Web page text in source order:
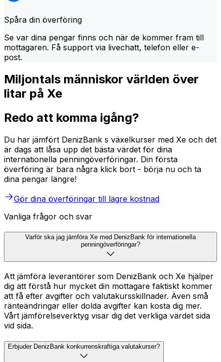
Spåra din överföring
Se var dina pengar finns och när de kommer fram till
mottagaren. Få support via livechatt, telefon eller e-
post.
Miljontals människor världen över
litar på Xe
Redo att komma igång?
Du har jämfört DenizBank s växelkurser med Xe och det
är dags att låsa upp det bästa värdet för dina
internationella penningöverföringar. Din första
överföring är bara några klick bort - börja nu och ta
dina pengar längre!
Gör dina överföringar till lägre kostnad
Vanliga frågor och svar
Varför ska jag jämföra Xe med DenizBank för internationella
penningöverföringar?
Att jämföra leverantörer som DenizBank och Xe hjälper
dig att förstå hur mycket din mottagare faktiskt kommer
att få efter avgifter och valutakursskillnader. Även små
ränteändringar eller dolda avgifter kan kosta dig mer.
Vårt jämförelseverktyg visar dig det verkliga värdet sida
vid sida.
Erbjuder DenizBank konkurrenskraftiga valutakurser?